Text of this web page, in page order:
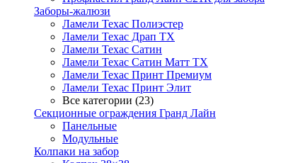
Заборы-жалюзи
Ламели Техас Полиэстер
Ламели Техас Драп ТХ
Ламели Техас Сатин
Ламели Техас Сатин Матт ТХ
Ламели Техас Принт Премиум
Ламели Техас Принт Элит
Все категории (23)
Секционные ограждения Гранд Лайн
Панельные
Модульные
Колпаки на забор